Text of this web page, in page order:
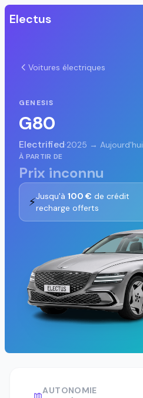
Electus
Voitures électriques
GENESIS
G80
Electrified·2025 → Aujourd'hui
À PARTIR DE
Prix inconnu
⚡Jusqu'à 100 € de crédit
recharge offerts
AUTONOMIE